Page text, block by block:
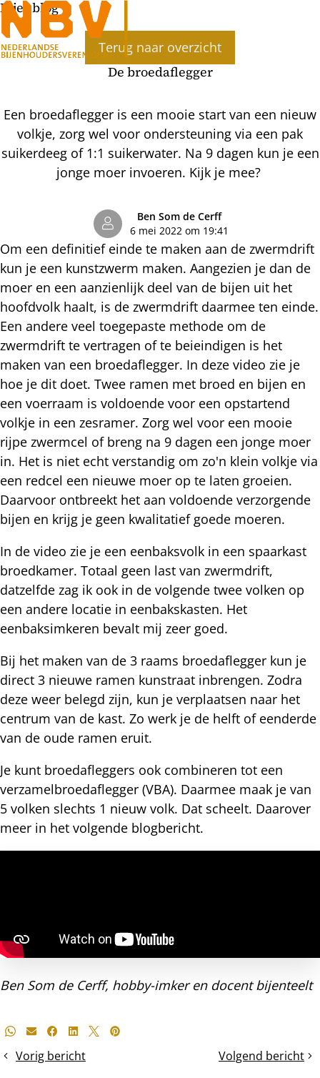
Bijenblog
Terug naar overzicht
De broedaflegger
Een broedaflegger is een mooie start van een nieuw
volkje, zorg wel voor ondersteuning via een pak
suikerdeeg of 1:1 suikerwater. Na 9 dagen kun je een
jonge moer invoeren. Kijk je mee?
Ben Som de Cerff
6 mei 2022 om 19:41
Om een definitief einde te maken aan de zwermdrift
kun je een kunstzwerm maken. Aangezien je dan de
moer en een aanzienlijk deel van de bijen uit het
hoofdvolk haalt, is de zwermdrift daarmee ten einde.
Een andere veel toegepaste methode om de
zwermdrift te vertragen of te beieindigen is het
maken van een broedaflegger. In deze video zie je
hoe je dit doet. Twee ramen met broed en bijen en
een voerraam is voldoende voor een opstartend
volkje in een zesramer. Zorg wel voor een mooie
rijpe zwermcel of breng na 9 dagen een jonge moer
in. Het is niet echt verstandig om zo'n klein volkje via
een redcel een nieuwe moer op te laten groeien.
Daarvoor ontbreekt het aan voldoende verzorgende
bijen en krijg je geen kwalitatief goede moeren.
In de video zie je een eenbaksvolk in een spaarkast
broedkamer. Totaal geen last van zwermdrift,
datzelfde zag ik ook in de volgende twee volken op
een andere locatie in eenbakskasten. Het
eenbaksimkeren bevalt mij zeer goed.
Bij het maken van de 3 raams broedaflegger kun je
direct 3 nieuwe ramen kunstraat inbrengen. Zodra
deze weer belegd zijn, kun je verplaatsen naar het
centrum van de kast. Zo werk je de helft of eenderde
van de oude ramen eruit.
Je kunt broedafleggers ook combineren tot een
verzamelbroedaflegger (VBA). Daarmee maak je van
5 volken slechts 1 nieuw volk. Dat scheelt. Daarover
meer in het volgende blogbericht.
Ben Som de Cerff, hobby-imker en docent bijenteelt
Deel
bericht
Whatsapp
E-mailFacebook
LinkedIn
X Pinterest
Vorig bericht
Zwermcellen
Volgend bericht
De